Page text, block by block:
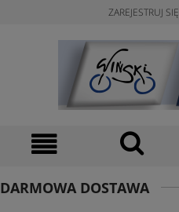
ZAREJESTRUJ SIĘ
DARMOWA DOSTAWA